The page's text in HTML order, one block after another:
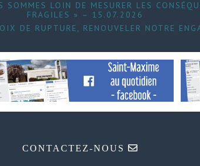
LOIN DE MESURER LES
FRAGILES » – 15.07.2026
DE RUPTURE, RENOUVELER NOTRE
CONTACTEZ-NOUS